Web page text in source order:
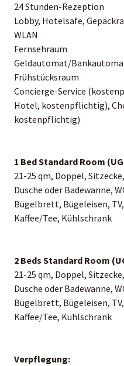
24 Stunden-Rezeption
Lobby, Hotelsafe,
WLAN
Fernsehraum
Geldautomat/
Frühstücksraum
Concierge-Service
Hotel, kostenpflichtig),
kostenpflichtig)
1 Bed Standard Room
21-25 qm, Doppel,
Dusche oder Badewanne,
Bügelbrett, Bügeleisen,
Kaffee/Tee, Kühlschrank
2 Beds Standard Room
21-25 qm, Doppel,
Dusche oder Badewanne,
Bügelbrett, Bügeleisen,
Kaffee/Tee, Kühlschrank
Verpflegung: